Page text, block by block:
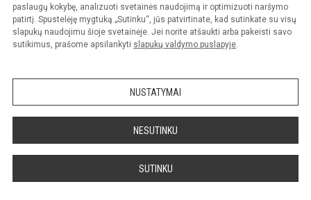
paslaugų kokybę, analizuoti svetainės naudojimą ir optimizuoti naršymo
patirtį. Spustelėję mygtuką „Sutinku“, jūs patvirtinate, kad sutinkate su visų
slapukų naudojimu šioje svetainėje. Jei norite atšaukti arba pakeisti savo
sutikimus, prašome apsilankyti slapukų valdymo puslapyje.
NUSTATYMAI
NESUTINKU
SUTINKU
Kopijuoti turinį be raštiško gimnazijos sutikimo griežtai draudžiama.
Prieinamumo paraiška Slapukų valdymas
Sumanus būdas atnaujinti